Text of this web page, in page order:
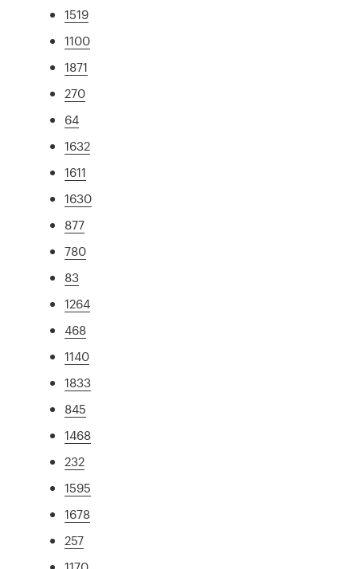
1519
1100
1871
270
64
1632
1611
1630
877
780
83
1264
468
1140
1833
845
1468
232
1595
1678
257